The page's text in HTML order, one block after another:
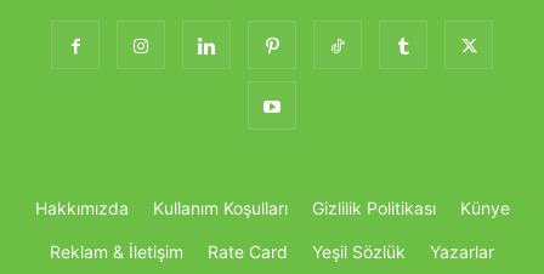
Hakkımızda Kullanım Koşulları Gizlilik Politikası Künye
Reklam & İletişim Rate Card Yeşil Sözlük Yazarlar